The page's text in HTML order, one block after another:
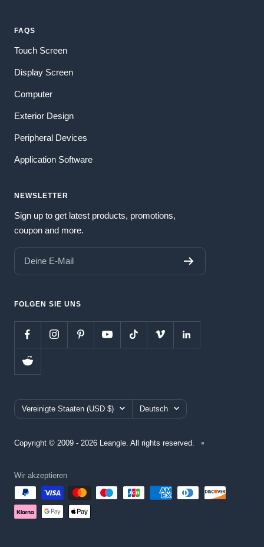
FAQS
Touch Screen
Display Screen
Computer
Exterior Design
Peripheral Devices
Application Software
NEWSLETTER
Sign up to get latest products, promotions,
coupon and more.
Deine E-Mail
FOLGEN SIE UNS
Land/Region
Vereinigte Staaten (USD $) Sprache
Deutsch
Copyright © 2009 - 2026 Leangle. All rights reserved.
Wir akzeptieren